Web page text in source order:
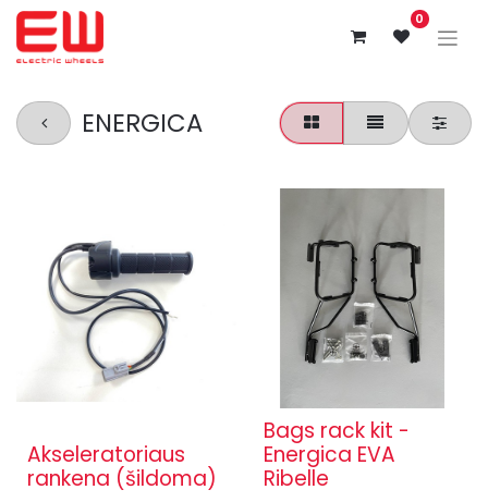
0
ENERGICA
Akseleratoriaus
rankena (šildoma)
Bags rack kit -
Energica EVA
Ribelle